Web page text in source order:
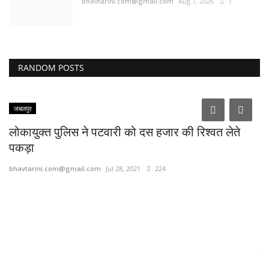
RANDOM POSTS
जबलपुर
लोकायुक्त पुलिस ने पटवारी को दस हजार की रिश्वत लेते
पकड़ा
bhavtarini.com@gmail.com Jul 28, 2021 224